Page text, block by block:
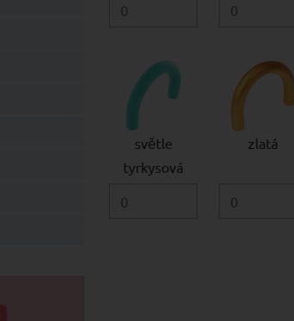
světle
tyrkysová
zlatá